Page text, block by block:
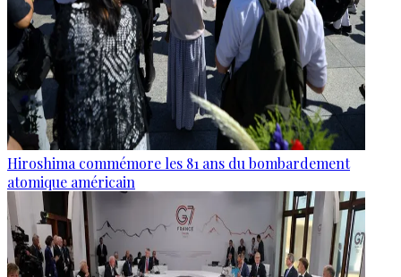
Hiroshima commémore les 81 ans du bombardement
atomique américain